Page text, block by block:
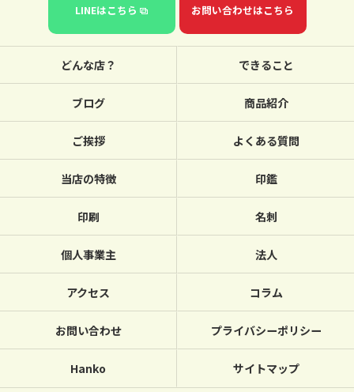
LINEはこちら お問い合わせはこちら
どんな店？ できること
ブログ 商品紹介
ご挨拶 よくある質問
当店の特徴 印鑑
印刷 名刺
個人事業主 法人
アクセス コラム
お問い合わせ プライバシーポリシー
Hanko サイトマップ